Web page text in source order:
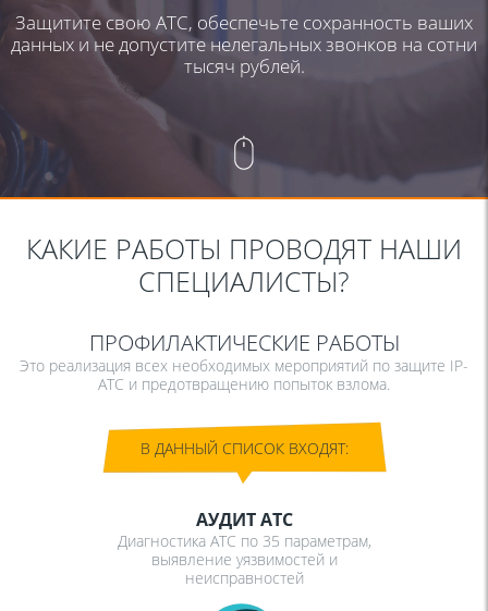
Защитите свою АТС, обеспечьте сохранность ваших
данных и не допустите нелегальных звонков на сотни
тысяч рублей.
КАКИЕ РАБОТЫ ПРОВОДЯТ НАШИ
СПЕЦИАЛИСТЫ?
ПРОФИЛАКТИЧЕСКИЕ РАБОТЫ
Это реализация всех необходимых мероприятий по защите IP-
АТС и предотвращению попыток взлома.
В ДАННЫЙ СПИСОК ВХОДЯТ:
АУДИТ АТС
Диагностика АТС по 35 параметрам,
выявление уязвимостей и
неисправностей